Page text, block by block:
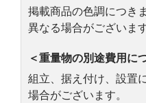
掲載商品の色調につき
異なる場合がございます
＜重量物の別途費用に
組立、据え付け、設置
場合がございます。